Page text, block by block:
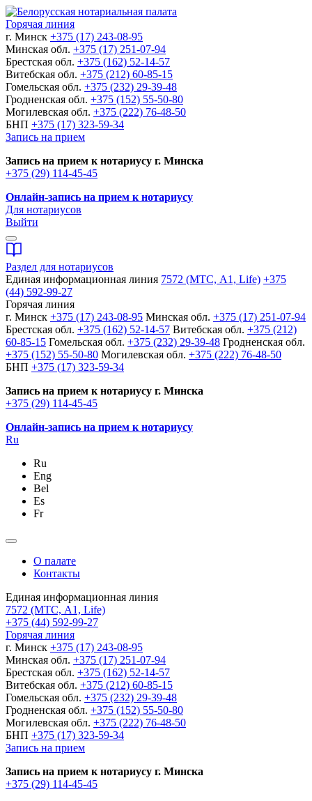
Горячая линия
г. Минск +375 (17) 243-08-95
Минская обл. +375 (17) 251-07-94
Брестская обл. +375 (162) 52-14-57
Витебская обл. +375 (212) 60-85-15
Гомельская обл. +375 (232) 29-39-48
Гродненская обл. +375 (152) 55-50-80
Могилевская обл. +375 (222) 76-48-50
БНП +375 (17) 323-59-34
Запись на прием
Запись на прием к нотариусу г. Минска
+375 (29) 114-45-45
Онлайн-запись на прием к нотариусу
Для нотариусов
Выйти
Раздел для нотариусов
Единая информационная линия 7572 (МТС, A1, Life) +375
(44) 592-99-27
Горячая линия
г. Минск +375 (17) 243-08-95 Минская обл. +375 (17) 251-07-94
Брестская обл. +375 (162) 52-14-57 Витебская обл. +375 (212)
60-85-15 Гомельская обл. +375 (232) 29-39-48 Гродненская обл.
+375 (152) 55-50-80 Могилевская обл. +375 (222) 76-48-50
БНП +375 (17) 323-59-34
Запись на прием к нотариусу г. Минска
+375 (29) 114-45-45
Онлайн-запись на прием к нотариусу
Ru
Ru
Eng
Bel
Es
Fr
О палате
Контакты
Единая информационная линия
7572 (МТС, A1, Life)
+375 (44) 592-99-27
Горячая линия
г. Минск +375 (17) 243-08-95
Минская обл. +375 (17) 251-07-94
Брестская обл. +375 (162) 52-14-57
Витебская обл. +375 (212) 60-85-15
Гомельская обл. +375 (232) 29-39-48
Гродненская обл. +375 (152) 55-50-80
Могилевская обл. +375 (222) 76-48-50
БНП +375 (17) 323-59-34
Запись на прием
Запись на прием к нотариусу г. Минска
+375 (29) 114-45-45